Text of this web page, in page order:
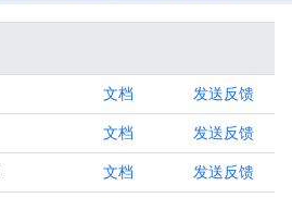
文档 发送反馈
文档 发送反馈
文档 发送反馈